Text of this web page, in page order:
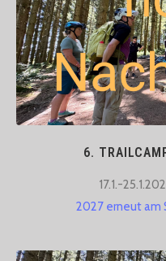
6.
17.1.-
2027 erneut am